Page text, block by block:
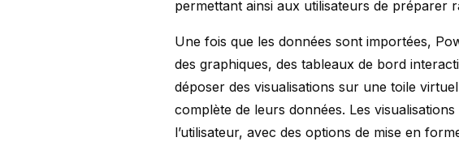
permettant ainsi aux utilisateurs de préparer
Une fois que les données sont importées,
des graphiques, des tableaux de bord
déposer des visualisations sur une toile
complète de leurs données. Les
l’utilisateur, avec des options de mise en